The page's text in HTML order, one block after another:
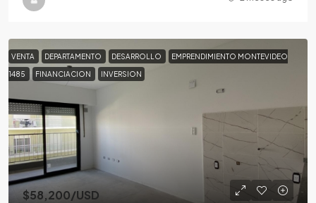
VENTA DEPARTAMENTO DESARROLLO EMPRENDIMIENTO MONTEVIDEO
1485 FINANCIACION INVERSION
$58,200/USD